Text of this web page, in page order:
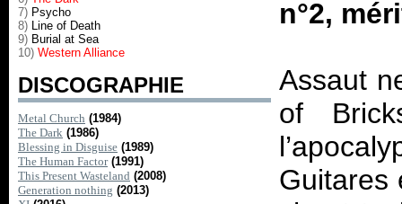
7) Psycho
8) Line of Death
9) Burial at Sea
10) Western Alliance
DISCOGRAPHIE
Metal Church (1984)
The Dark (1986)
Blessing in Disguise (1989)
The Human Factor (1991)
This Present Wasteland (2008)
Generation nothing (2013)
n°2,
Assaut
of
Guitares